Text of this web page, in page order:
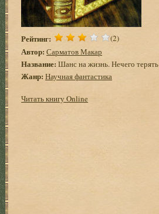
Рейтинг: (2)
Автор: Сарматов Макар
Название: Шанс на жизнь. Нечего терять
Жанр: Научная фантастика
Читать книгу Online